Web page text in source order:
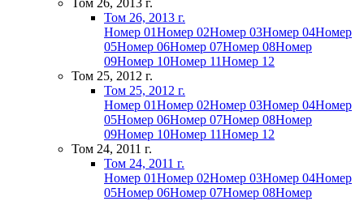
Том 26, 2013 г.
Том 26, 2013 г.
Номер 01Номер 02Номер 03Номер 04Номер
05Номер 06Номер 07Номер 08Номер
09Номер 10Номер 11Номер 12
Том 25, 2012 г.
Том 25, 2012 г.
Номер 01Номер 02Номер 03Номер 04Номер
05Номер 06Номер 07Номер 08Номер
09Номер 10Номер 11Номер 12
Том 24, 2011 г.
Том 24, 2011 г.
Номер 01Номер 02Номер 03Номер 04Номер
05Номер 06Номер 07Номер 08Номер